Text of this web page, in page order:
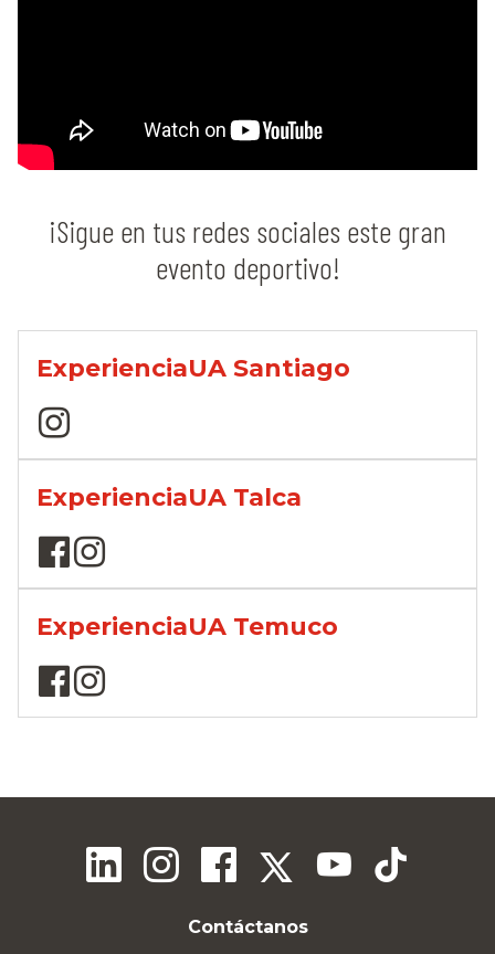
¡Sigue en tus redes sociales este gran
evento deportivo!
ExperienciaUA Santiago
ExperienciaUA Talca
ExperienciaUA Temuco
Contáctanos